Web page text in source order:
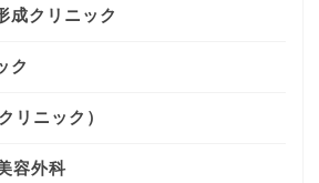
成クリニック
ク
リニック）
容外科